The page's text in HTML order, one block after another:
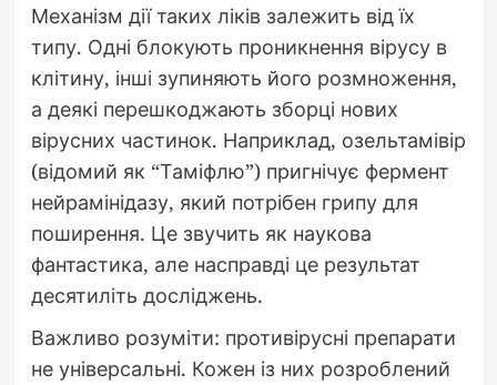
Механізм дії таких ліків залежить від їх
типу. Одні блокують проникнення вірусу в
клітину, інші зупиняють його розмноження,
а деякі перешкоджають зборці нових
вірусних частинок. Наприклад, озельтамівір
(відомий як “Таміфлю”) пригнічує фермент
нейрамінідазу, який потрібен грипу для
поширення. Це звучить як наукова
фантастика, але насправді це результат
десятиліть досліджень.
Важливо розуміти: противірусні препарати
не універсальні. Кожен із них розроблений